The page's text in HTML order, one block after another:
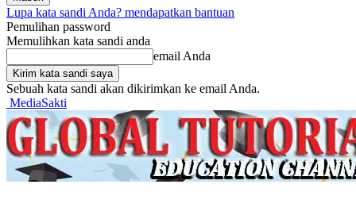
Lupa kata sandi Anda? mendapatkan bantuan
Pemulihan password
Memulihkan kata sandi anda
email Anda
Sebuah kata sandi akan dikirimkan ke email Anda.
MediaSakti